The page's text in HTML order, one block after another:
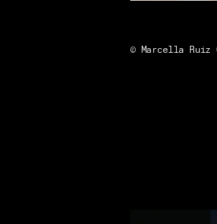
© Marcella Ruiz